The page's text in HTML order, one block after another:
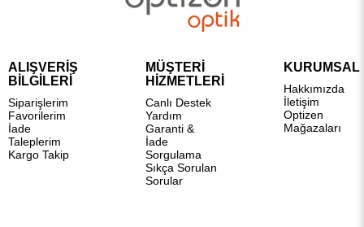
ALIŞVERİŞ
BİLGİLERİ
Siparişlerim
Favorilerim
İade
Taleplerim
Kargo Takip
MÜŞTERİ
HİZMETLERİ
Canlı Destek
Yardım
Garanti &
İade
Sorgulama
Sıkça Sorulan
Sorular
KURUMSAL
Hakkımızda
İletişim
Optizen
Mağazaları